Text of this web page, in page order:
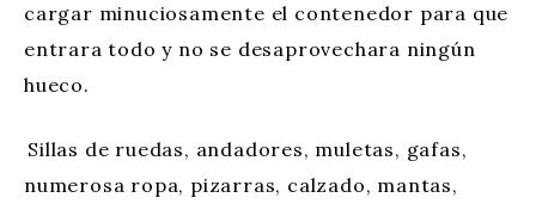
cargar minuciosamente el contenedor para que
entrara todo y no se desaprovechara ningún
hueco.
Sillas de ruedas, andadores, muletas, gafas,
numerosa ropa, pizarras, calzado, mantas,